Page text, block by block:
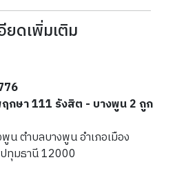
ยดเพิ่มเติม
กษา 111 รังสิต - บางพูน 2 ถูก
น ตำบลบางพูน อำเภอเมือง
ทุมธานี 12000